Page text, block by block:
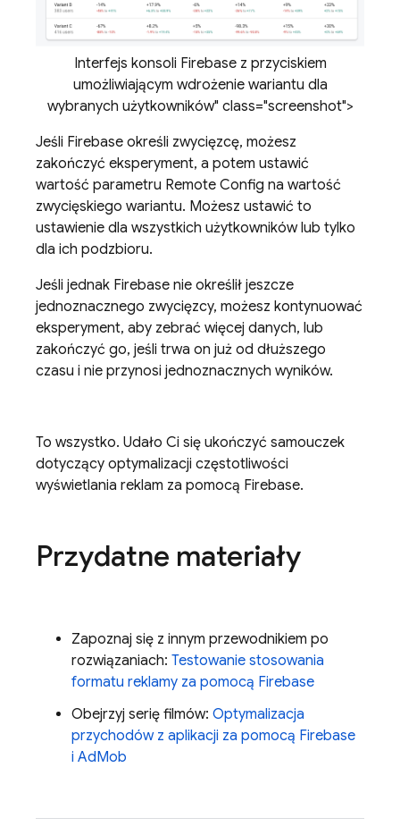
Interfejs konsoli Firebase z przyciskiem
umożliwiającym wdrożenie wariantu dla
wybranych użytkowników" class="screenshot">
Jeśli Firebase określi zwycięzcę, możesz
zakończyć eksperyment, a potem ustawić
wartość parametru Remote Config na wartość
zwycięskiego wariantu. Możesz ustawić to
ustawienie dla wszystkich użytkowników lub tylko
dla ich podzbioru.
Jeśli jednak Firebase nie określił jeszcze
jednoznacznego zwycięzcy, możesz kontynuować
eksperyment, aby zebrać więcej danych, lub
zakończyć go, jeśli trwa on już od dłuższego
czasu i nie przynosi jednoznacznych wyników.
To wszystko. Udało Ci się ukończyć samouczek
dotyczący optymalizacji częstotliwości
wyświetlania reklam za pomocą Firebase.
Przydatne materiały
Zapoznaj się z innym przewodnikiem po
rozwiązaniach: Testowanie stosowania
formatu reklamy za pomocą Firebase
Obejrzyj serię filmów: Optymalizacja
przychodów z aplikacji za pomocą Firebase
i AdMob